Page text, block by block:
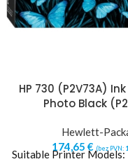
HP 730 (P2V73A)
Photo Black
Hewlett-
174,65 € (bez PVN:
Suitable Printer Models: